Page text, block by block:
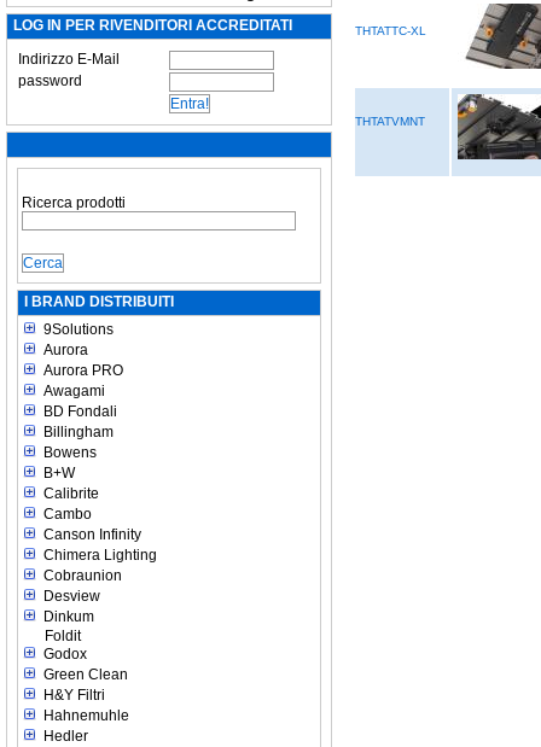
LOG IN PER RIVENDITORI ACCREDITATI
Indirizzo E-Mail
password
Ricerca prodotti
I BRAND DISTRIBUITI
9Solutions
Aurora
Aurora PRO
Awagami
BD Fondali
Billingham
Bowens
B+W
Calibrite
Cambo
Canson Infinity
Chimera Lighting
Cobraunion
Desview
Dinkum
Foldit
Godox
Green Clean
H&Y Filtri
Hahnemuhle
Hedler
THTATTC-XL
THTATVMNT